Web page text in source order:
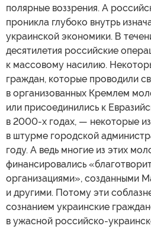
полярные воззрения. А
проникла глубоко внутрь
украинской экономики. В
десятилетия российские
к массовому насилию.
граждан, которые проводили
в организованных Кремлем
или присоединились к
в 2000-х годах, — некоторые
в штурме городской
году. А ведь многие из этих
финансировались
организациями», созданными
и другими. Потому эти
сознанием украинские
в ужасной российско-